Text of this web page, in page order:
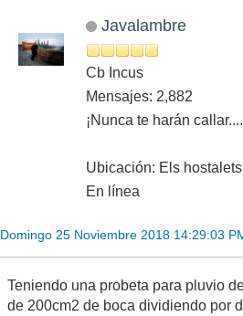
Javalambre
Cb Incus
Mensajes: 2,882
¡Nunca te harán
Ubicación: Els
En línea
Domingo 25 Noviembre 2018 14:29:03
Teniendo una probeta para pluvio
de 200cm2 de boca dividiendo por